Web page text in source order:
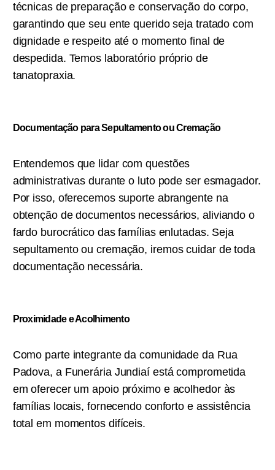
técnicas de preparação e conservação do corpo,
garantindo que seu ente querido seja tratado com
dignidade e respeito até o momento final de
despedida. Temos laboratório próprio de
tanatopraxia.
Documentação para Sepultamento ou Cremação
Entendemos que lidar com questões
administrativas durante o luto pode ser esmagador.
Por isso, oferecemos suporte abrangente na
obtenção de documentos necessários, aliviando o
fardo burocrático das famílias enlutadas. Seja
sepultamento ou cremação, iremos cuidar de toda
documentação necessária.
Proximidade e Acolhimento
Como parte integrante da comunidade da Rua
Padova, a Funerária Jundiaí está comprometida
em oferecer um apoio próximo e acolhedor às
famílias locais, fornecendo conforto e assistência
total em momentos difíceis.